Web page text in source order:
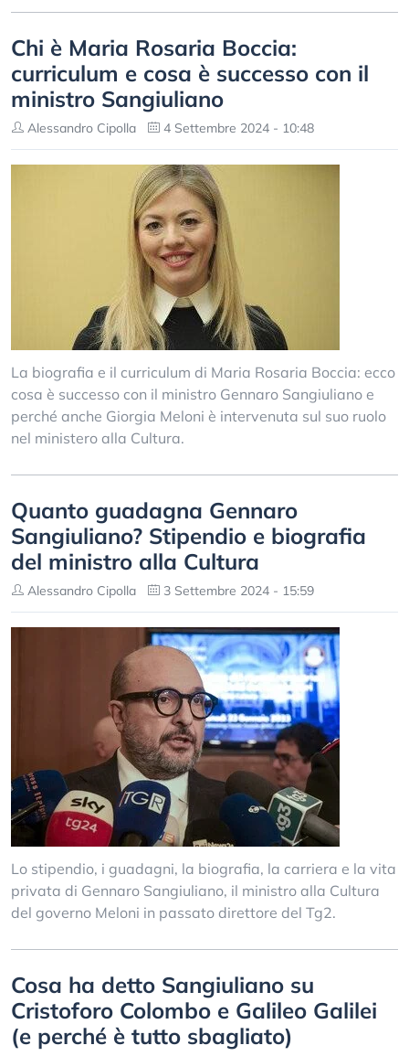
Chi è Maria Rosaria Boccia:
curriculum e cosa è successo con il
ministro Sangiuliano
Alessandro Cipolla 4 Settembre 2024 - 10:48
La biografia e il curriculum di Maria Rosaria Boccia: ecco
cosa è successo con il ministro Gennaro Sangiuliano e
perché anche Giorgia Meloni è intervenuta sul suo ruolo
nel ministero alla Cultura.
Quanto guadagna Gennaro
Sangiuliano? Stipendio e biografia
del ministro alla Cultura
Alessandro Cipolla 3 Settembre 2024 - 15:59
Lo stipendio, i guadagni, la biografia, la carriera e la vita
privata di Gennaro Sangiuliano, il ministro alla Cultura
del governo Meloni in passato direttore del Tg2.
Cosa ha detto Sangiuliano su
Cristoforo Colombo e Galileo Galilei
(e perché è tutto sbagliato)